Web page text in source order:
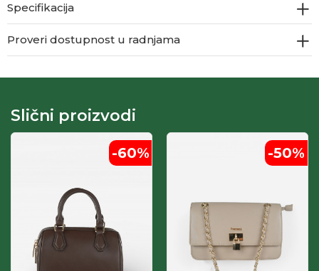
Specifikacija
Proveri dostupnost u radnjama
Slični proizvodi
-60% -50%